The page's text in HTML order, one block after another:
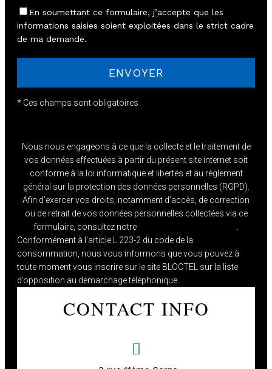
CONTACT INFO
En soumettant ce formulaire, j’accepte que les
informations saisies soient exploitées dans le strict cadre
de ma demande.
* Ces champs sont obligatoires
Nous nous engageons à ce que la collecte et le traitement de
vos données effectuées à partir du présent site internet soit
conforme à la loi informatique et libertés et au règlement
général sur la protection des données personnelles (RGPD).
Afin d’exercer vos droits, notamment d’accès, de correction
ou de retrait de vos données personnelles collectées via ce
formulaire, consultez notre
Conformément à l’article L 223-2 du code de la
consommation, nous vous informons que vous pouvez à
toute moment vous inscrire sur le site BLOCTEL sur la liste
d’opposition au démarchage téléphonique.